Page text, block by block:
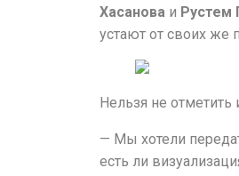
Хасанова и Рустем
устают от своих же
Нельзя не отметить
— Мы хотели
есть ли